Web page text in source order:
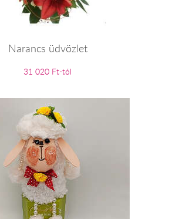
Narancs üdvözlet
31 020 Ft-tól